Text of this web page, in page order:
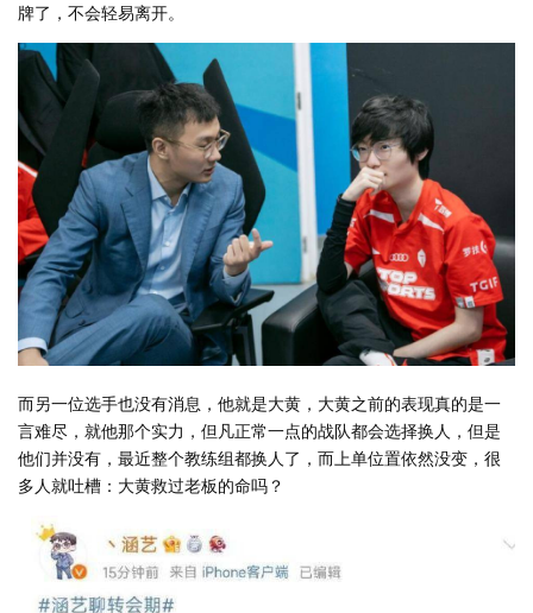
牌了，不会轻易离开。
而另一位选手也没有消息，他就是大黄，大黄之前的表现真的是一
言难尽，就他那个实力，但凡正常一点的战队都会选择换人，但是
他们并没有，最近整个教练组都换人了，而上单位置依然没变，很
多人就吐槽：大黄救过老板的命吗？